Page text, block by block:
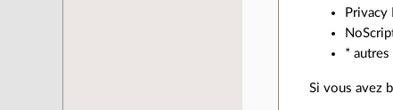
Privacy
* autres
Si vous avez